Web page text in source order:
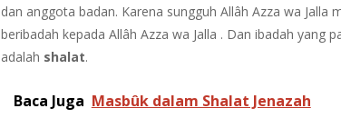
dan anggota badan. Karena sungguh Allâh Azza wa Jalla
beribadah kepada Allâh Azza wa Jalla . Dan ibadah yang
adalah shalat.
Baca Juga Masbûk dalam Shalat Jenazah